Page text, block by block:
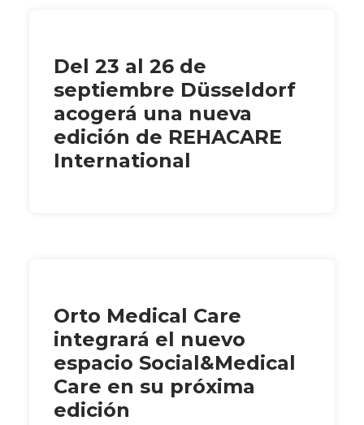
Del 23 al 26 de
septiembre Düsseldorf
acogerá una nueva
edición de REHACARE
International
Orto Medical Care
integrará el nuevo
espacio Social&Medical
Care en su próxima
edición